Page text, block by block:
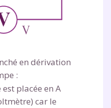
en dérivation
:
est placée en A
car le
votre
?